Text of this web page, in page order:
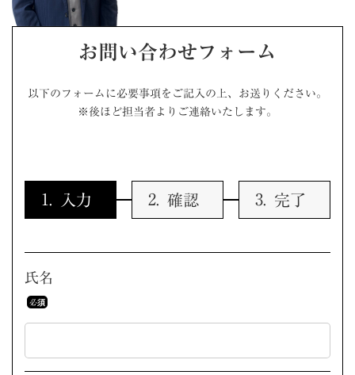
お問い合わせフォーム
以下のフォームに必要事項をご記入の上、お送りください。
※後ほど担当者よりご連絡いたします。
入力 確認 完了
氏名